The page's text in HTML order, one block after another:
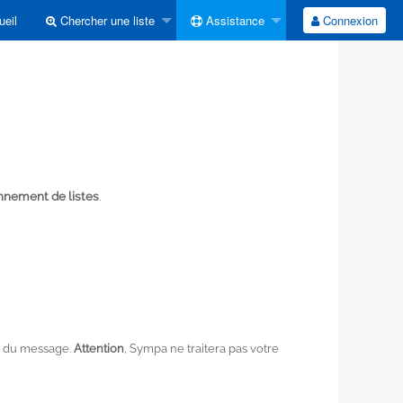
Chercher une liste Assistance Connexion
de listes
message. Attention, Sympa ne traitera pas votre